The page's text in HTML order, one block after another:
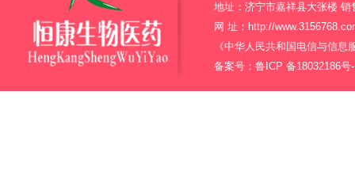
地址：济宁市嘉祥县大张楼
网 址： http://
《中华人民共和国电信与信
备案号： 鲁ICP 备18032186号